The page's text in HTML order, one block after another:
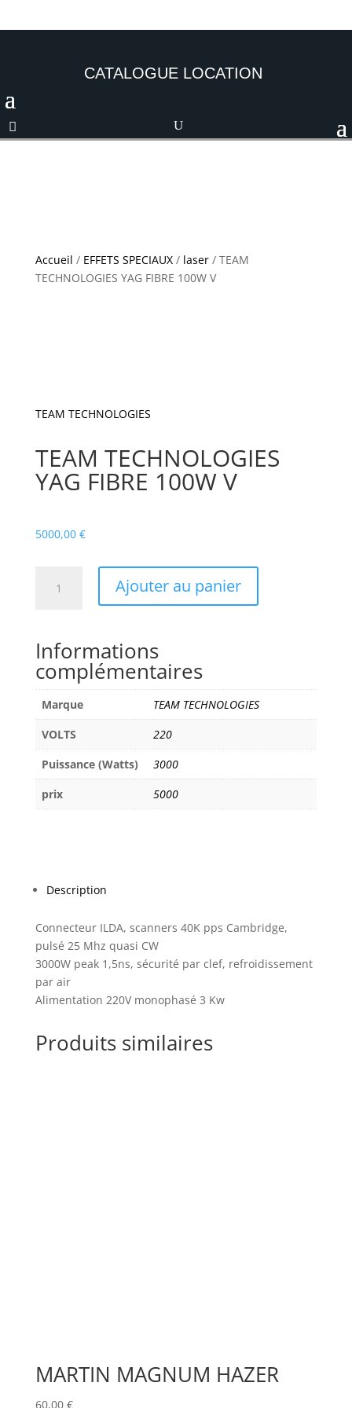
CATALOGUE LOCATION
Accueil / EFFETS SPECIAUX/ laser/ TEAM
TECHNOLOGIES YAG FIBRE 100W V
TEAM TECHNOLOGIES
TEAM TECHNOLOGIES
YAG FIBRE 100W V
5000,00 €
YAG
FIBRE
100W
Ajouter au panier
Informations
complémentaires
Marque
TEAM TECHNOLOGIES
VOLTS
220
Puissance (Watts)
3000
prix
5000
Description
Connecteur ILDA, scanners 40K pps Cambridge,
pulsé 25 Mhz quasi CW
3000W peak 1,5ns, sécurité par clef, refroidissement
par air
Alimentation 220V monophasé 3 Kw
Produits similaires
MARTIN MAGNUM HAZER
60,00 €